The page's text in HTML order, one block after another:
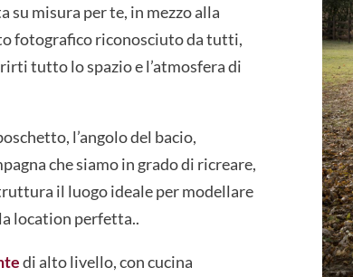
su misura per te, in mezzo alla
fotografico riconosciuto da tutti,
tutto lo spazio e l’atmosfera di
l’angolo del bacio,
che siamo in grado di ricreare,
il luogo ideale per modellare
location perfetta..
di alto livello, con cucina